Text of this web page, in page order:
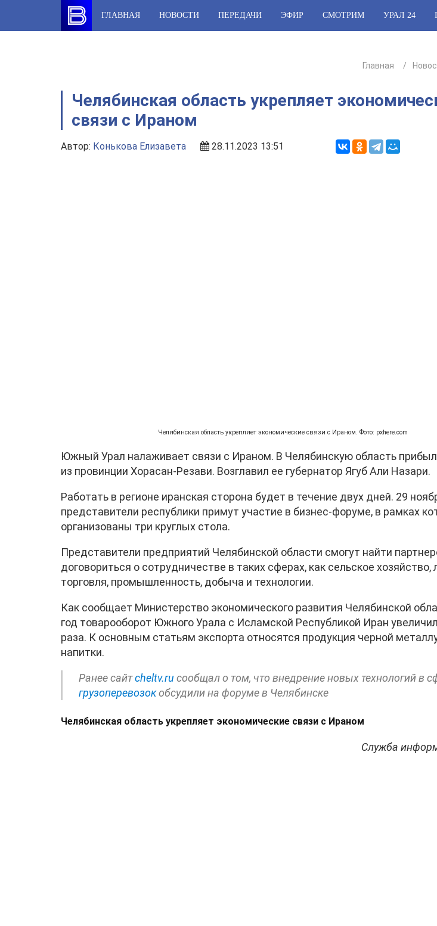
content
ГЛАВНАЯ НОВОСТИ ПЕРЕДАЧИ ЭФИР СМОТРИМ УРАЛ 24
Главная
Челябинская область укрепляет
связи с Ираном
Автор: Конькова Елизавета 28.11.2023 13:51
Челябинская область укрепляет экономические связи с Ираном. Фото: pxhere.com
Южный Урал налаживает связи с Ираном. В Челябинскую область
из провинции Хорасан-Резави. Возглавил ее губернатор Ягуб Али Назари.
Работать в регионе иранская сторона будет в течение двух дней. 29
представители республики примут участие в бизнес-форуме, в рамках
организованы три круглых стола.
Представители предприятий Челябинской области смогут найти
договориться о сотрудничестве в таких сферах, как сельское хозяйство,
торговля, промышленность, добыча и технологии.
Как сообщает Министерство экономического развития Челябинской
год товарооборот Южного Урала с Исламской Республикой Иран
раза. К основным статьям экспорта относятся продукция черной
напитки.
Ранее сайтcheltv.ru сообщал о том, что внедрение новых технологий в
грузоперевозокобсудили на форуме в Челябинске
Челябинская область укрепляет экономические связи с Ираном
Служба